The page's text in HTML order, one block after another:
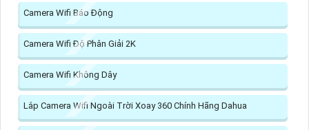
Camera Wifi Báo Động
Camera Wifi Độ Phân Giải 2K
Camera Wifi Không Dây
Lắp Camera Wifi Ngoài Trời Xoay 360 Chính Hãng Dahua